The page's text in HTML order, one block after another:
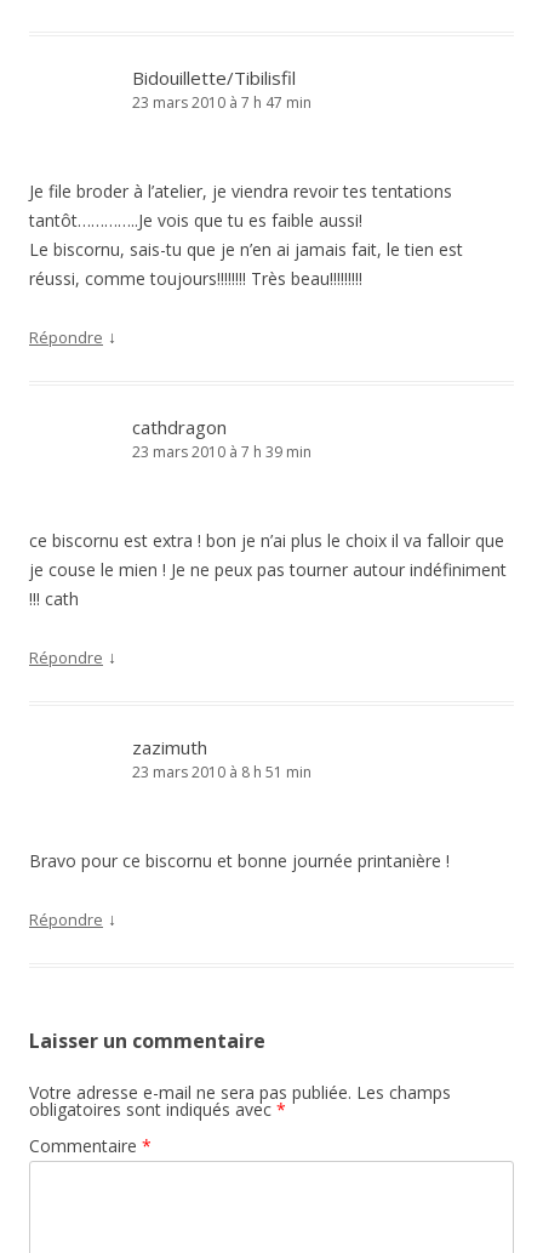
Bidouillette/Tibilisfil
23 mars 2010 à 7 h 47 min
Je file broder à l’atelier, je viendra revoir tes tentations
tantôt…………..Je vois que tu es faible aussi!
Le biscornu, sais-tu que je n’en ai jamais fait, le tien est
réussi, comme toujours!!!!!!!! Très beau!!!!!!!!!
Répondre ↓
cathdragon
23 mars 2010 à 7 h 39 min
ce biscornu est extra ! bon je n’ai plus le choix il va falloir que
je couse le mien ! Je ne peux pas tourner autour indéfiniment
!!! cath
Répondre ↓
zazimuth
23 mars 2010 à 8 h 51 min
Bravo pour ce biscornu et bonne journée printanière !
Répondre ↓
Laisser un commentaire
Votre adresse e-mail ne sera pas publiée. Les champs
obligatoires sont indiqués avec *
Commentaire *